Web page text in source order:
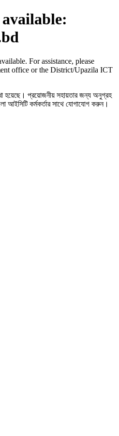
For assistance, please
office or the District/Upazila ICT
হয়েছে। প্রয়োজনীয় সহায়তার জন্য অনুগ্রহ
আইসিটি কর্মকর্তার সাথে যোগাযোগ করুন।